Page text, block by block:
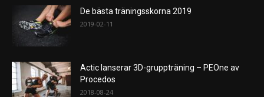
De bästa träningsskorna 2019
2019-02-11
Actic lanserar 3D-gruppträning – PEOne av
Procedos
2018-08-24